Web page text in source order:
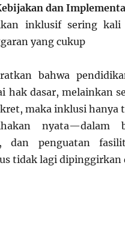
dan
inklusif sering
yang cukup
bahwa
hak dasar, melainkan
maka inklusi hanya
nyata—dalam
dan penguatan
tidak lagi